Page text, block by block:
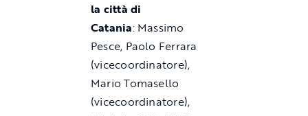
la città di
Catania: Massimo
Pesce, Paolo Ferrara
(vicecoordinatore),
Mario Tomasello
(vicecoordinatore),